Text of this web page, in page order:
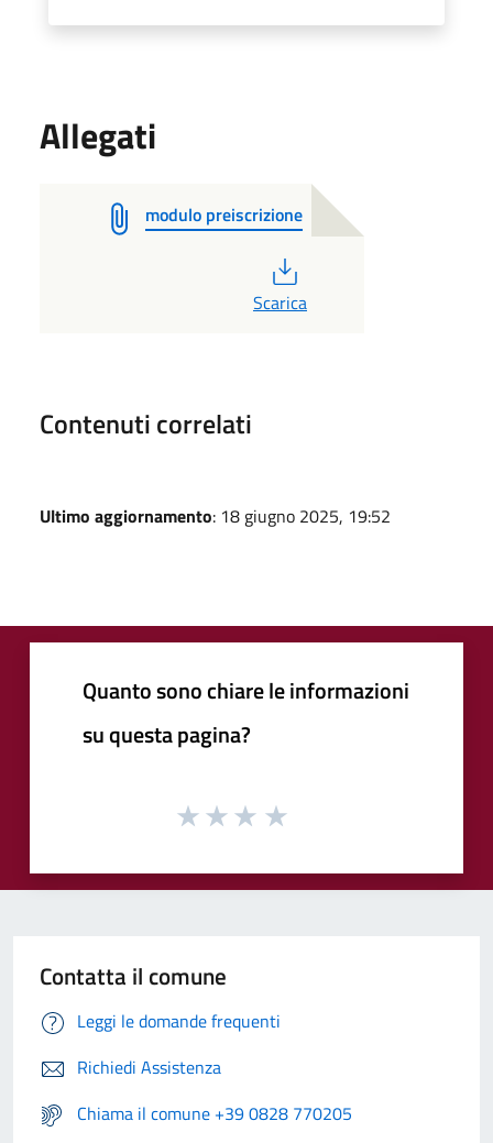
Allegati
modulo preiscrizione
Scarica
Contenuti correlati
Ultimo aggiornamento: 18 giugno 2025, 19:52
Quanto sono chiare le informazioni
su questa pagina?
Contatta il comune
Leggi le domande frequenti
Richiedi Assistenza
Chiama il comune +39 0828 770205